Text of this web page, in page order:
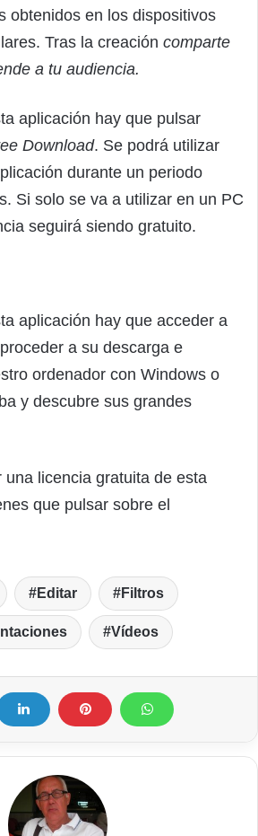
obtenidos en los dispositivos
Tras la creación comparte
a tu audiencia.
aplicación hay que pulsar
Download. Se podrá utilizar
durante un periodo
Si solo se va a utilizar en un PC
seguirá siendo gratuito.
aplicación hay que acceder a
a su descarga e
ordenador con Windows o
y descubre sus grandes
una licencia gratuita de esta
que pulsar sobre el
Editar Filtros
Vídeos